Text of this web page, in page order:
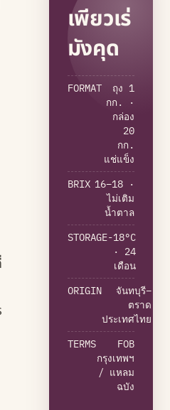
เพียวเร่
มังคุด
FORMAT
ถุง 1
กก. ·
กล่อง
20
กก.
แช่แข็ง
BRIX 16–18 ·
ไม่เติม
น้ำตาล
STORAGE-18°C
· 24
เดือน
ORIGIN
จันทบุรี–
ตราด
ประเทศไทย
TERMS
FOB
กรุงเทพฯ
/ แหลม
ฉบัง